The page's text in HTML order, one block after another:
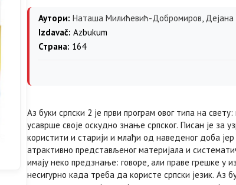
Аутори: Наташа Милићевић-Добромиров, Дејана
Izdavač: Azbukum
Страна: 164
Аз буки српски 2 је први програм овог типа на
усаврше своје оскудно знање српског. Писан је за
користити и старији и млађи од наведеног доба
атрактивно представљеног материјала и
имају неко предзнање: говоре, али праве грешке у
несигурно када треба да користе српски језик. Аз